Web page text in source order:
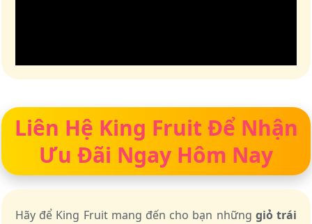
Liên Hệ King Fruit Để Nhận
Ưu Đãi Ngay Hôm Nay
Hãy để King Fruit mang đến cho bạn những giỏ trái